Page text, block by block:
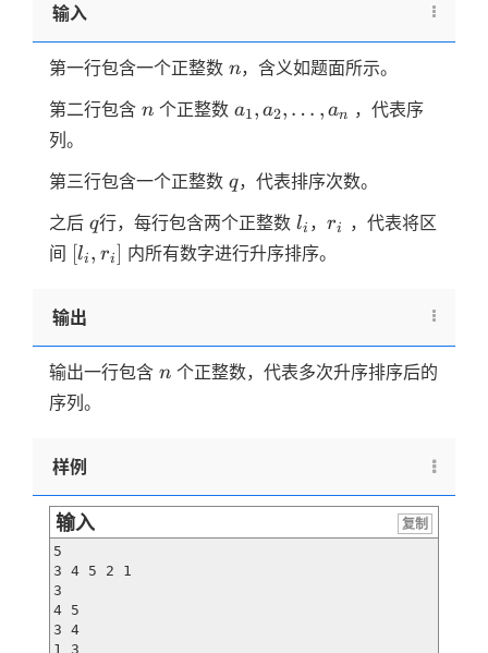
输入
第一行包含一个正整数 n
n，含义如题面所示。
第二行包含 n
n 个正整数 a_1,a_2,\dots,a_n
a1, a2, … , an
，代表序
列。
第三行包含一个正整数 q
q，代表排序次数。
之后 q
q行，每行包含两个正整数 l_i
li ，r_i
ri
，代表将区
间 [l_i,r_i]
[li , ri] 内所有数字进行升序排序。
输出
输出一行包含 n
n 个正整数，代表多次升序排序后的
序列。
样例
输入
复制
5
3 4 5 2 1
3
4 5
3 4